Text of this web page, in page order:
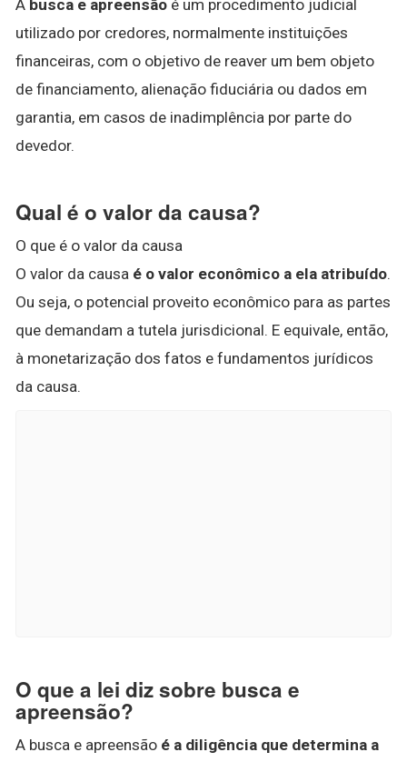
A busca e apreensão é um procedimento judicial
utilizado por credores, normalmente instituições
financeiras, com o objetivo de reaver um bem objeto
de financiamento, alienação fiduciária ou dados em
garantia, em casos de inadimplência por parte do
devedor.
Qual é o valor da causa?
O que é o valor da causa
O valor da causa é o valor econômico a ela atribuído.
Ou seja, o potencial proveito econômico para as partes
que demandam a tutela jurisdicional. E equivale, então,
à monetarização dos fatos e fundamentos jurídicos
da causa.
O que a lei diz sobre busca e
apreensão?
A busca e apreensão é a diligência que determina a